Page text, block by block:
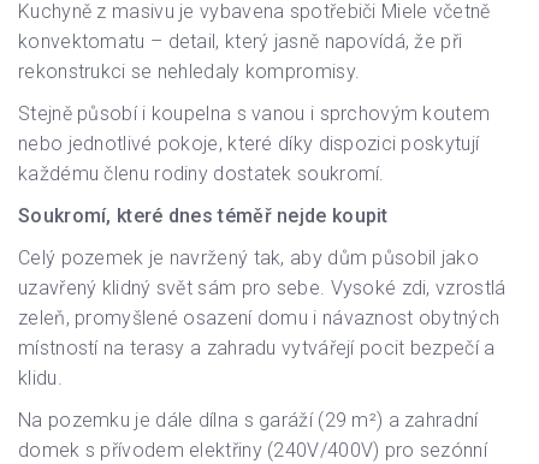
Kuchyně z masivu je vybavena spotřebiči Miele včetně
konvektomatu – detail, který jasně napovídá, že při
rekonstrukci se nehledaly kompromisy.
Stejně působí i koupelna s vanou i sprchovým koutem
nebo jednotlivé pokoje, které díky dispozici poskytují
každému členu rodiny dostatek soukromí.
Soukromí, které dnes téměř nejde koupit
Celý pozemek je navržený tak, aby dům působil jako
uzavřený klidný svět sám pro sebe. Vysoké zdi, vzrostlá
zeleň, promyšlené osazení domu i návaznost obytných
místností na terasy a zahradu vytvářejí pocit bezpečí a
klidu.
Na pozemku je dále dílna s garáží (29 m²) a zahradní
domek s přívodem elektřiny (240V/400V) pro sezónní